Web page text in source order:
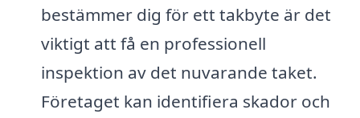
bestämmer dig för ett takbyte är det
viktigt att få en professionell
inspektion av det nuvarande taket.
Företaget kan identifiera skador och